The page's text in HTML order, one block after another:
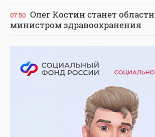
07:50 Олег Костин станет
министром здравоохранения